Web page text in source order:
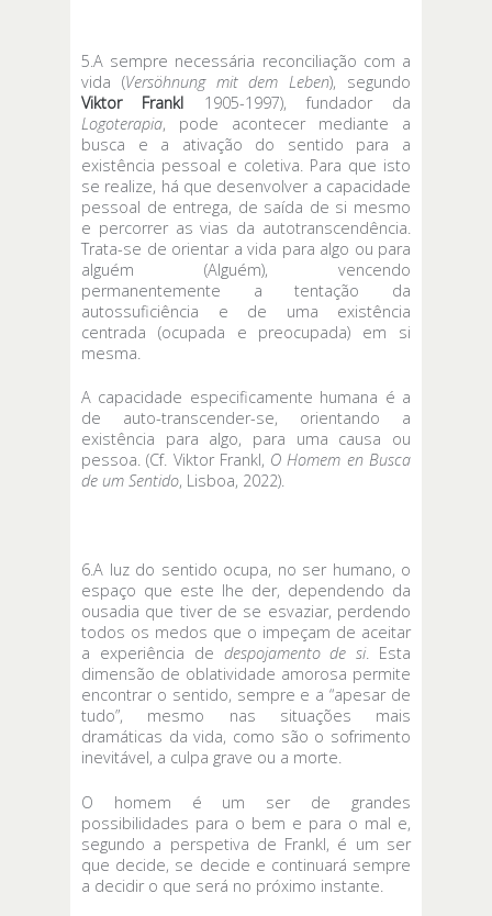
5.A sempre necessária reconciliação com a
vida (Versöhnung mit dem Leben), segundo
Viktor Frankl 1905-1997), fundador da
Logoterapia, pode acontecer mediante a
busca e a ativação do sentido para a
existência pessoal e coletiva. Para que isto
se realize, há que desenvolver a capacidade
pessoal de entrega, de saída de si mesmo
e percorrer as vias da autotranscendência.
Trata-se de orientar a vida para algo ou para
alguém (Alguém), vencendo
permanentemente a tentação da
autossuficiência e de uma existência
centrada (ocupada e preocupada) em si
mesma.
A capacidade especificamente humana é a
de auto-transcender-se, orientando a
existência para algo, para uma causa ou
pessoa. (Cf. Viktor Frankl, O Homem en Busca
de um Sentido, Lisboa, 2022).
6.A luz do sentido ocupa, no ser humano, o
espaço que este lhe der, dependendo da
ousadia que tiver de se esvaziar, perdendo
todos os medos que o impeçam de aceitar
a experiência de despojamento de si. Esta
dimensão de oblatividade amorosa permite
encontrar o sentido, sempre e a “apesar de
tudo”, mesmo nas situações mais
dramáticas da vida, como são o sofrimento
inevitável, a culpa grave ou a morte.
O homem é um ser de grandes
possibilidades para o bem e para o mal e,
segundo a perspetiva de Frankl, é um ser
que decide, se decide e continuará sempre
a decidir o que será no próximo instante.